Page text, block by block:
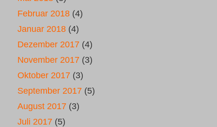
Februar 2018 (4)
Januar 2018 (4)
Dezember 2017 (4)
November 2017 (3)
Oktober 2017 (3)
September 2017 (5)
August 2017 (3)
Juli 2017 (5)